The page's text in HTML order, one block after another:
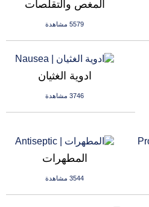
المغص والتقلصات
5579 مشاهدة
ادوية الغثيان
3746 مشاهدة
المطهرات
3544 مشاهدة